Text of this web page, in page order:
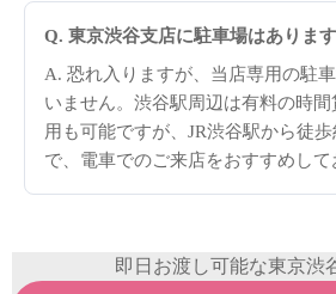
Q. 東京渋谷支店に駐車場はありま
A. 恐れ入りますが、当店専用の駐
いません。渋谷駅周辺は有料の時間
用も可能ですが、JR渋谷駅から徒
で、電車でのご来店をおすすめして
即日お渡し可能な東京渋